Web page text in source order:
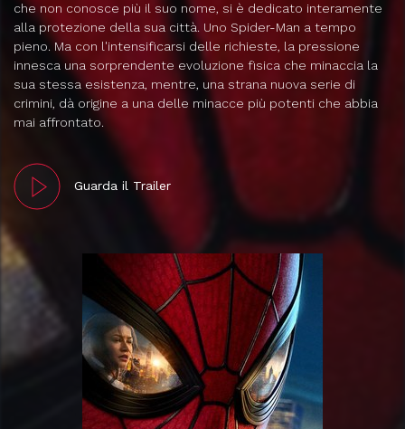
che non conosce più il suo nome, si è dedicato interamente
alla protezione della sua città. Uno Spider-Man a tempo
pieno. Ma con l'intensificarsi delle richieste, la pressione
innesca una sorprendente evoluzione fisica che minaccia la
sua stessa esistenza, mentre, una strana nuova serie di
crimini, dà origine a una delle minacce più potenti che abbia
mai affrontato.
Guarda il Trailer